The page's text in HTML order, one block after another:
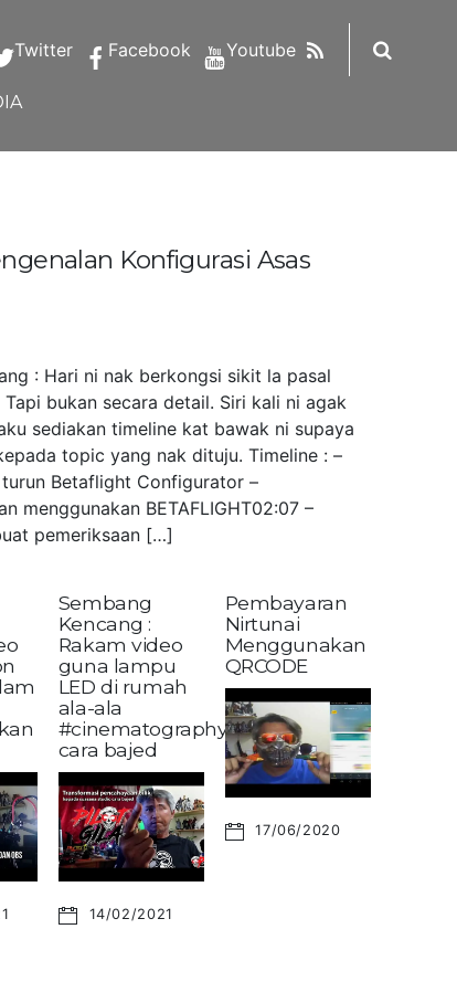
Twitter Facebook Youtube RSS
Konfigurasi Asas
: Hari ni nak berkongsi sikit la pasal
Tapi bukan secara detail. Siri kali ni agak
sediakan timeline kat bawak ni supaya
topic yang nak dituju. Timeline : –
Betaflight Configurator –
menggunakan BETAFLIGHT02:07 –
pemeriksaan […]
Sembang
Kencang :
Rakam video
guna lampu
LED di rumah
ala-ala
#cinematography?
cara bajed
14/02/2021
Pembayaran
Nirtunai
Menggunakan
QRCODE
17/06/2020